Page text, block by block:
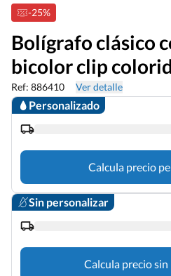
-25%
Bolígrafo clásico
bicolor clip
Ref: 886410 Ver detalle
Personalizado
Calcula precio
Sin personalizar
Calcula precio